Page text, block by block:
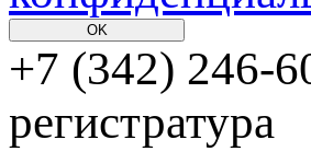
OK
+7 (342) 246-
регистратура